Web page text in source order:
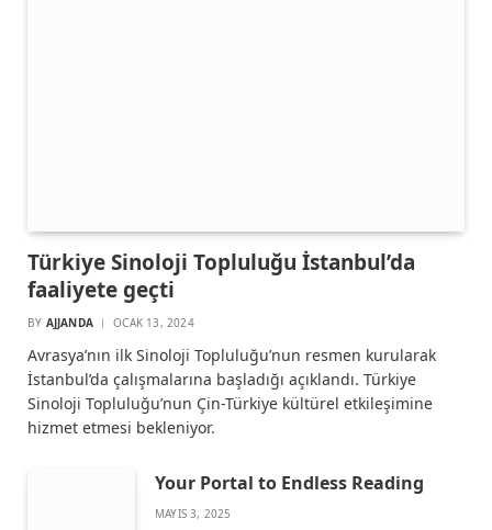
Türkiye Sinoloji Topluluğu İstanbul’da
faaliyete geçti
BY AJJANDA OCAK 13, 2024
Avrasya’nın ilk Sinoloji Topluluğu’nun resmen kurularak
İstanbul’da çalışmalarına başladığı açıklandı. Türkiye
Sinoloji Topluluğu’nun Çin-Türkiye kültürel etkileşimine
hizmet etmesi bekleniyor.
Your Portal to Endless Reading
MAYIS 3, 2025